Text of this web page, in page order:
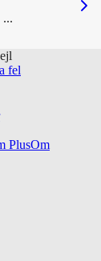
fel
PlusOm